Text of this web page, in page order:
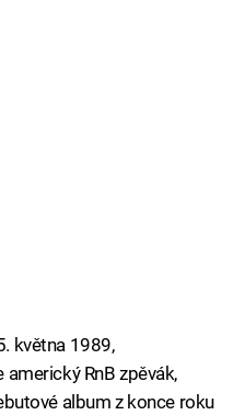
května 1989,
americký RnB zpěvák,
album z konce roku